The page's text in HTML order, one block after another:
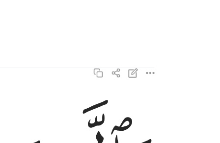
والذين هم لفروجهم حافظون ٥
وَٱلَّذِينَ هُمْ لِفُرُوجِهِمْ حَـٰفِظُونَ ٥